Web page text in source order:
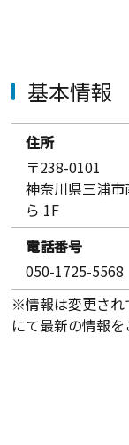
基本情報
住所
〒238-0101
神奈川県三浦
ら 1F
電話番号
050-1725-5568
※情報は変更され
にて最新の情報を